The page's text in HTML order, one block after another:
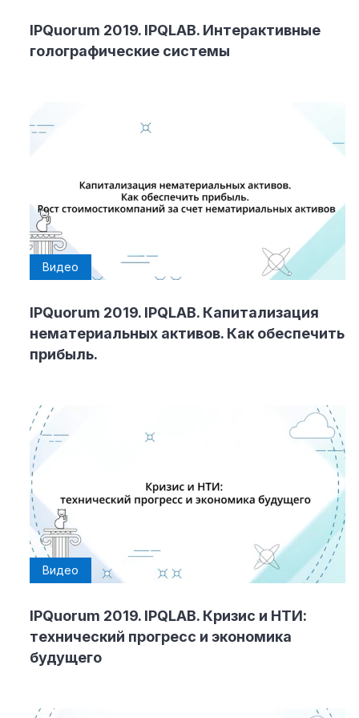
IPQuorum 2019. IPQLAB. Интерактивные
голографические системы
Видео
IPQuorum 2019. IPQLAB. Капитализация
нематериальных активов. Как обеспечить
прибыль.
Видео
IPQuorum 2019. IPQLAB. Кризис и НТИ:
технический прогресс и экономика
будущего